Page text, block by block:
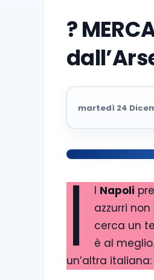
?
martedì 24
I l Napoli
azzurri
cerca un
è al
un’altra